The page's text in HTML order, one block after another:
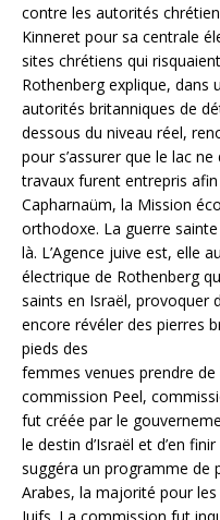
contre les autorités
Kinneret pour sa centrale
sites chrétiens qui
Rothenberg explique, dans
autorités britanniques de
dessous du niveau réel,
pour s’assurer que le lac
travaux furent entrepris
Capharnaüm, la Mission
orthodoxe. La guerre
là. L’Agence juive est, elle
électrique de Rothenberg
saints en Israël, provoquer
encore révéler des pierres
pieds des
femmes venues prendre de
commission Peel,
fut créée par le
le destin d’Israël et d’en
suggéra un programme de
Arabes, la majorité pour